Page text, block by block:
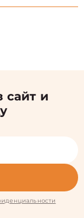
сайт и